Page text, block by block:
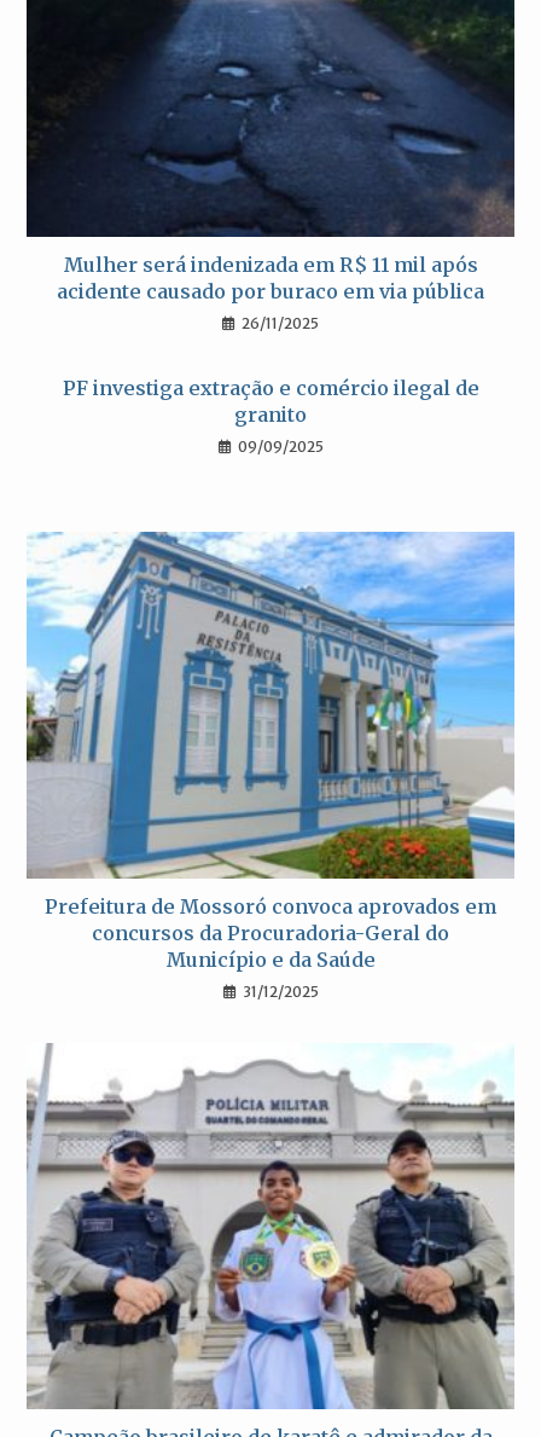
Mulher será indenizada em R$ 11 mil após
acidente causado por buraco em via pública
26/11/2025
PF investiga extração e comércio ilegal de
granito
09/09/2025
Prefeitura de Mossoró convoca aprovados em
concursos da Procuradoria-Geral do
Município e da Saúde
31/12/2025